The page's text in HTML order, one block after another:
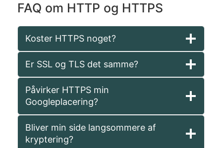
FAQ om HTTP og HTTPS
Koster HTTPS noget?
Er SSL og TLS det samme?
Påvirker HTTPS min
Googleplacering?
Bliver min side langsommere af
kryptering?